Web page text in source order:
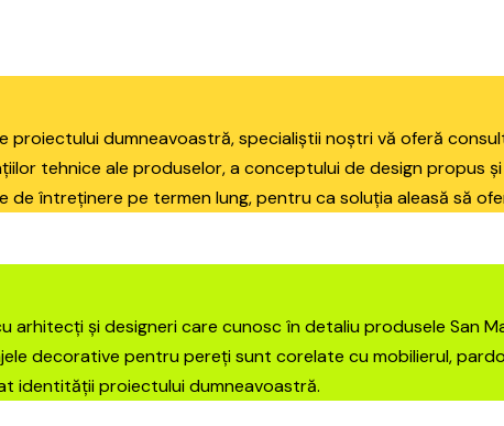
dumneavoastră, specialiștii noștri vă oferă
tehnice ale produselor, a conceptului de design propus
întreținere pe termen lung, pentru ca soluția aleasă să
și designeri care cunosc în detaliu produsele San
decorative pentru pereți sunt corelate cu mobilierul,
identității proiectului dumneavoastră.